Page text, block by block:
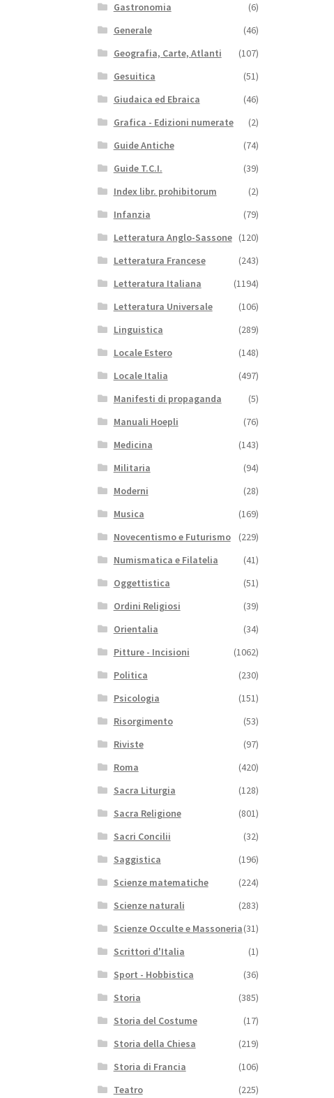
Gastronomia
(6)
Generale
(46)
Geografia, Carte, Atlanti
(107)
Gesuitica
(51)
Giudaica ed Ebraica
(46)
Grafica - Edizioni numerate
(2)
Guide Antiche
(74)
Guide T.C.I.
(39)
Index libr. prohibitorum
(2)
Infanzia
(79)
Letteratura Anglo-Sassone (120)
Letteratura Francese
(243)
Letteratura Italiana
(1194)
Letteratura Universale
(106)
Linguistica
(289)
Locale Estero
(148)
Locale Italia
(497)
Manifesti di propaganda
(5)
Manuali Hoepli
(76)
Medicina
(143)
Militaria
(94)
Moderni
(28)
Musica
(169)
Novecentismo e Futurismo
(229)
Numismatica e Filatelia
(41)
Oggettistica
(51)
Ordini Religiosi
(39)
Orientalia
(34)
Pitture - Incisioni
(1062)
Politica
(230)
Psicologia
(151)
Risorgimento
(53)
Riviste
(97)
Roma
(420)
Sacra Liturgia
(128)
Sacra Religione
(801)
Sacri Concilii
(32)
Saggistica
(196)
Scienze matematiche
(224)
Scienze naturali
(283)
Scienze Occulte e Massoneria(31)
Scrittori d'Italia
(1)
Sport - Hobbistica
(36)
Storia
(385)
Storia del Costume
(17)
Storia della Chiesa
(219)
Storia di Francia
(106)
Teatro
(225)